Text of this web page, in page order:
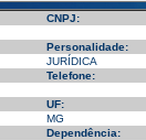
CNPJ:
Personalidade:
JURÍDICA
Telefone:
UF:
MG
Dependência: